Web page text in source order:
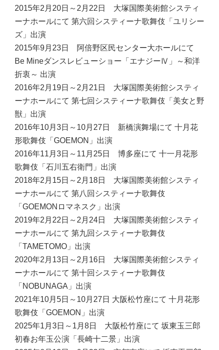
2015年2月20日～2月22日 大塚国際美術館システィ
ーナホールにて 第六回システィーナ歌舞伎「ユリシー
ズ」出演
2015年9月23日 阿倍野区民センター大ホールにて
Be Mineダンスレビューショー「エナジーⅣ」～和洋
折衷～ 出演
2016年2月19日～2月21日 大塚国際美術館システィ
ーナホールにて 第七回システィーナ歌舞伎「美女と野
獣」出演
2016年10月3日～10月27日 新橋演舞場にて 十月花
形歌舞伎「GOEMON」出演
2016年11月3日～11月25日 博多座にて 十一月花形
歌舞伎「石川五右衛門」出演
2018年2月15日～2月18日 大塚国際美術館システィ
ーナホールにて 第八回システィーナ歌舞伎
「GOEMONロマネスク」出演
2019年2月22日～2月24日 大塚国際美術館システィ
ーナホールにて 第九回システィーナ歌舞伎
「TAMETOMO」出演
2020年2月13日～2月16日 大塚国際美術館システィ
ーナホールにて 第十回システィーナ歌舞伎
「NOBUNAGA」出演
2021年10月5日～10月27日 大阪松竹座にて 十月花形
歌舞伎「GOEMON」出演
2025年1月3日～1月8日 大阪松竹座にて 坂東玉三郎
初春お年玉公演「長崎十二景」出演